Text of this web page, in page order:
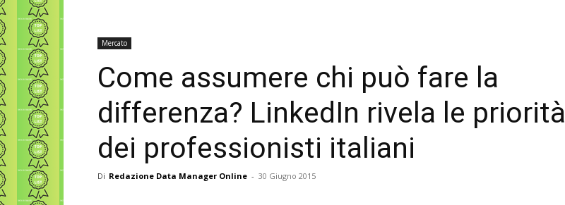
Mercato
Come assumere chi può fare la
differenza? LinkedIn rivela le priorità
dei professionisti italiani
Di Redazione Data Manager Online - 30 Giugno 2015